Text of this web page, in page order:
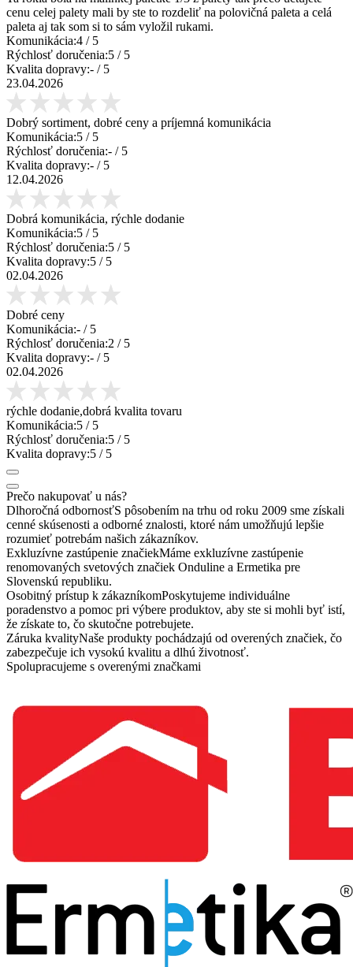
cenu celej palety mali by ste to rozdeliť na polovičná paleta a celá
paleta aj tak som si to sám vyložil rukami.
Komunikácia:4 / 5
Rýchlosť doručenia:5 / 5
Kvalita dopravy:- / 5
23.04.2026
Dobrý sortiment, dobré ceny a príjemná komunikácia
Komunikácia:5 / 5
Rýchlosť doručenia:- / 5
Kvalita dopravy:- / 5
12.04.2026
Dobrá komunikácia, rýchle dodanie
Komunikácia:5 / 5
Rýchlosť doručenia:5 / 5
Kvalita dopravy:5 / 5
02.04.2026
Dobré ceny
Komunikácia:- / 5
Rýchlosť doručenia:2 / 5
Kvalita dopravy:- / 5
02.04.2026
rýchle dodanie,dobrá kvalita tovaru
Komunikácia:5 / 5
Rýchlosť doručenia:5 / 5
Kvalita dopravy:5 / 5
Prečo nakupovať u nás?
Dlhoročná odbornosťS pôsobením na trhu od roku 2009 sme získali
cenné skúsenosti a odborné znalosti, ktoré nám umožňujú lepšie
rozumieť potrebám našich zákazníkov.
Exkluzívne zastúpenie značiekMáme exkluzívne zastúpenie
renomovaných svetových značiek Onduline a Ermetika pre
Slovenskú republiku.
Osobitný prístup k zákazníkomPoskytujeme individuálne
poradenstvo a pomoc pri výbere produktov, aby ste si mohli byť istí,
že získate to, čo skutočne potrebujete.
Záruka kvalityNaše produkty pochádzajú od overených značiek, čo
zabezpečuje ich vysokú kvalitu a dlhú životnosť.
Spolupracujeme s overenými značkami